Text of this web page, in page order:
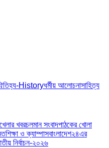
Historyধর্মীয় আলোচনাসাহিত্য
খেলার খবরচলমান সংবাদপাঠকের খোলা
শিক্ষা ও ক্যাম্পাসবাংলাদেশ২৪এর
নির্বাচন-২০২৬